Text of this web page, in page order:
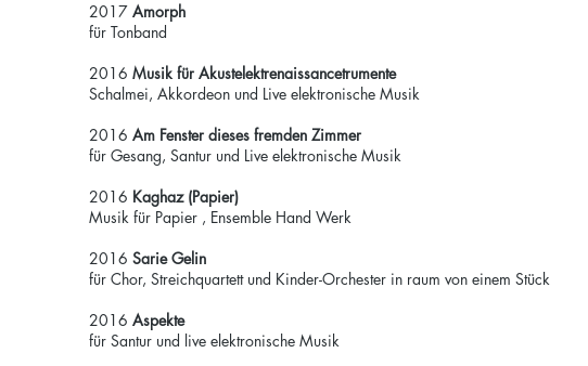
2017 Amorph
für Tonband
2016 Musik für Akustelektrenaissancetrumente
Schalmei, Akkordeon und Live elektronische Musik
2016 Am Fenster dieses fremden Zimmer
für Gesang, Santur und Live elektronische Musik
2016 Kaghaz (Papier)
Musik für Papier , Ensemble Hand Werk
2016 Sarie Gelin
für Chor, Streichquartett und Kinder-Orchester in raum von einem Stück
2016 Aspekte
für Santur und live elektronische Musik